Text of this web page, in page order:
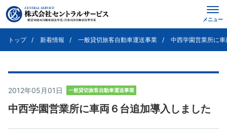
メニュー
トップ 新着情報 一般貸切旅客自動車運送事業 中西学園営業所に
2012年05月01日 一般貸切旅客自動車運送事業
中西学園営業所に車両６台追加導入しました